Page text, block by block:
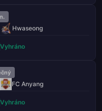
Hwaseong
Vyhráno
FC Anyang
Vyhráno